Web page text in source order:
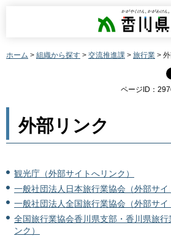
香川県
ホーム > 組織から探す > 交流推進課 > 旅行業 >
ページID：
外部リンク
観光庁（外部サイトへリンク）
一般社団法人日本旅行業協会（外部サイ
一般社団法人全国旅行業協会（外部サイ
全国旅行業協会香川県支部・香川県旅
ンク）